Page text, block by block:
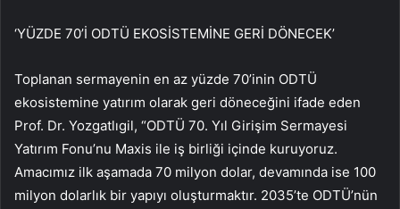
‘YÜZDE 70’İ ODTÜ EKOSİSTEMİNE GERİ DÖNECEK’
Toplanan sermayenin en az yüzde 70’inin ODTÜ
ekosistemine yatırım olarak geri döneceğini ifade eden
Prof. Dr. Yozgatlıgil, “ODTÜ 70. Yıl Girişim Sermayesi
Yatırım Fonu’nu Maxis ile iş birliği içinde kuruyoruz.
Amacımız ilk aşamada 70 milyon dolar, devamında ise 100
milyon dolarlık bir yapıyı oluşturmaktır. 2035’te ODTÜ’nün